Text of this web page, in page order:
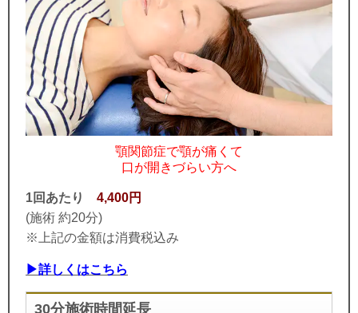
顎関節症で顎が痛くて
口が開きづらい方へ
1回あたり
4,400円
(施術 約20分)
※上記の金額は消費税込み
▶詳しくはこちら
30分施術時間延長